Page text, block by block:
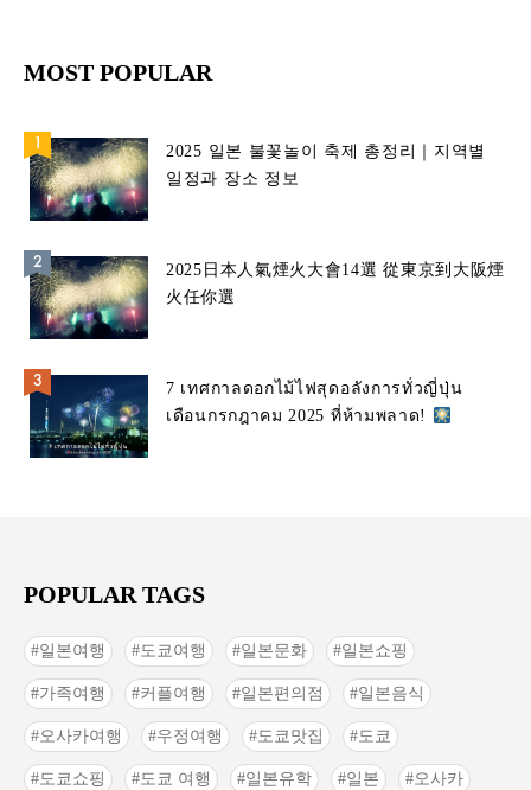
MOST POPULAR
2025 일본 불꽃놀이 축제 총정리｜지역별
일정과 장소 정보
2025日本人氣煙火大會14選 從東京到大阪煙
火任你選
7 เทศกาลดอกไม้ไฟสุดอลังการทั่วญี่ปุ่น
เดือนกรกฎาคม 2025 ที่ห้ามพลาด!
POPULAR TAGS
일본여행 도쿄여행 일본문화 일본쇼핑
가족여행 커플여행 일본편의점 일본음식
오사카여행 우정여행 도쿄맛집 도쿄
도쿄쇼핑 도쿄 여행 일본유학 일본 오사카